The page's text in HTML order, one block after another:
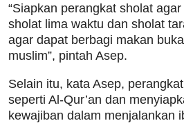
“Siapkan perangkat sholat
sholat lima waktu dan sholat
agar dapat berbagi makan buka
muslim”, pintah Asep.
Selain itu, kata Asep,
seperti Al-Qur’an dan
kewajiban dalam menjalankan